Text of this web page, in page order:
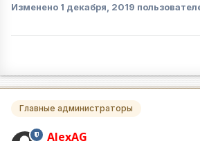
Изменено 1 декабря, 2019
Главные администраторы
AlexAG